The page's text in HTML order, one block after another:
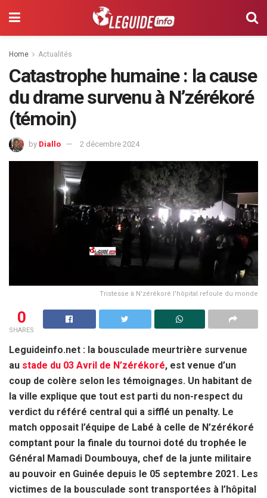
Home Actualités
Catastrophe humaine : la cause
du drame survenu à N’zérékoré
(témoin)
by Diallo 2 décembre 2024
Tristesse à N'zérékoré l'hôpital refoule du monde
0
SHARES
Leguideinfo.net : la bousculade meurtrière survenue
au stade du 03 Avril de N’zérékoré, est venue d’un
coup de colère selon les témoignages. Un habitant de
la ville explique que tout est parti du non-respect du
verdict du référé central qui a sifflé un penalty. Le
match opposait l’équipe de Labé à celle de N’zérékoré
comptant pour la finale du tournoi doté du trophée le
Général Mamadi Doumbouya, chef de la junte militaire
au pouvoir en Guinée depuis le 05 septembre 2021. Les
victimes de la bousculade sont transportées à l’hôpital